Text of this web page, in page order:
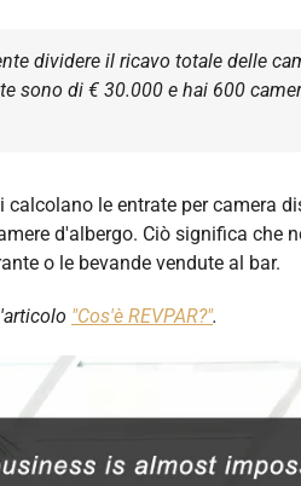
dividere il ricavo totale delle
sono di € 30.000 e hai 600
le entrate per camera
d'albergo. Ciò significa che
o le bevande vendute al bar.
"Cos'è REVPAR?".